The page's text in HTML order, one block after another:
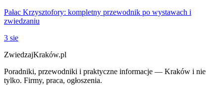
Pałac Krzysztofory: kompletny przewodnik po wystawach i
zwiedzaniu
3 sie
ZwiedzajKraków.pl
Poradniki, przewodniki i praktyczne informacje — Kraków i nie
tylko. Firmy, praca, ogłoszenia.